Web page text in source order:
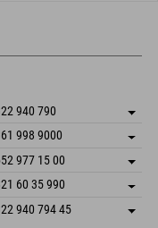
940 790
speichern
998 9000
speichern
977 15 00
speichern
60 35 990
speichern
940 794 45